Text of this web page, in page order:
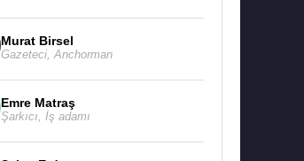
Murat Birsel
Gazeteci Anchorman
Emre Matraş
Şarkıcı İş adamı